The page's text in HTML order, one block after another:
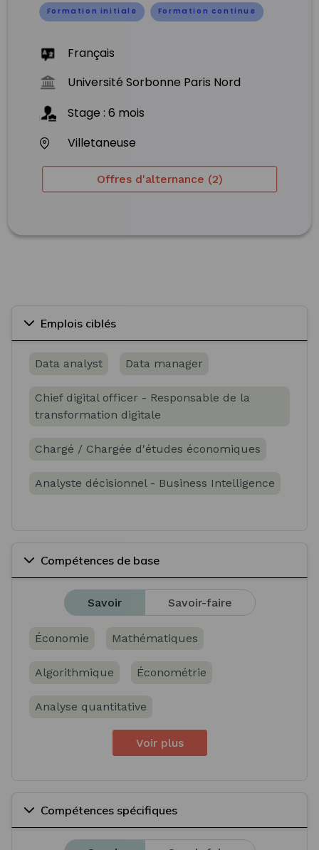
Formation initiale Formation continue
Français
Université Sorbonne Paris Nord
Stage :6 mois
Villetaneuse
Offres d'alternance (2)
Emplois ciblés
Data analyst Data manager
Chief digital officer - Responsable de la
transformation digitale
Chargé / Chargée d'études économiques
Analyste décisionnel - Business Intelligence
Compétences de base
Savoir Savoir-faire
Économie Mathématiques
Algorithmique Économétrie
Analyse quantitative
Voir plus
Compétences spécifiques